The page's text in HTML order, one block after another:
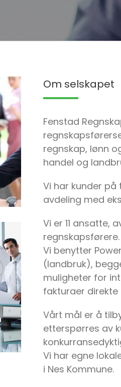
Om selskapet
Fenstad
regnskap, lønn
handel og
Vi har kunder
avdeling med
Vi er 11 ansatte,
regnskapsførere.
Vi benytter
(landbruk),
muligheter for
fakturaer
Vårt mål er å
etterspørres av
Vi har egne
i Nes Kommune.